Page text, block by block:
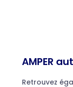
AMPER
Retrouvez